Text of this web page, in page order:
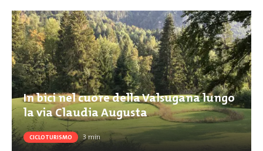
In bici nel cuore della Valsugana lungo
la via Claudia Augusta
CICLOTURISMO 3min